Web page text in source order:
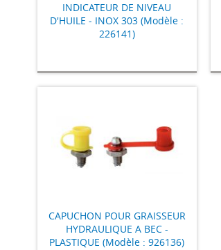
INDICATEUR DE NIVEAU
D'HUILE - INOX 303 (Modèle :
226141)
CAPUCHON POUR GRAISSEUR
HYDRAULIQUE A BEC -
PLASTIQUE (Modèle : 926136)